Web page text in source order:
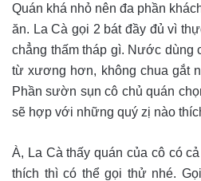
Quán khá nhỏ nên đa phần
ăn. La Cà gọi 2 bát đầy đủ vì
chẳng thấm tháp gì. Nước dùng
từ xương hơn, không chua gắt
Phần sườn sụn cô chủ quán
sẽ hợp với những quý zị nào
À, La Cà thấy quán của cô có
thích thì có thể gọi thử nhé.